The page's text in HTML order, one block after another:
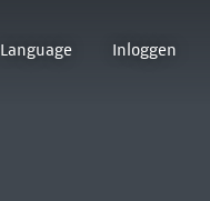
Language Inloggen